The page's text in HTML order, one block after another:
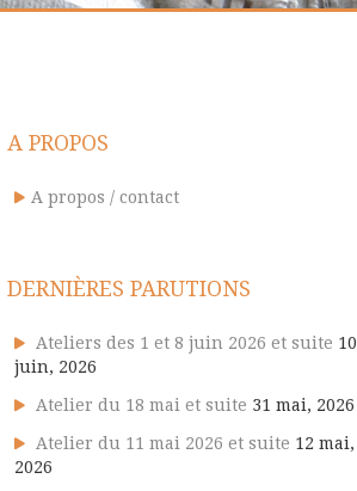
A PROPOS
A propos / contact
DERNIÈRES PARUTIONS
Ateliers des 1 et 8 juin 2026 et suite 10
juin, 2026
Atelier du 18 mai et suite 31 mai, 2026
Atelier du 11 mai 2026 et suite 12 mai,
2026